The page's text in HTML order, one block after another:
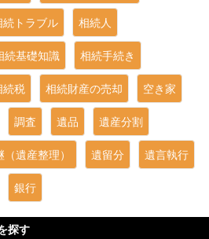
続トラブル 相続人
続基礎知識 相続手続き
続税 相続財産の売却 空き家
調査 遺品 遺産分割
遺産整理） 遺留分 遺言執行
銀行
探す